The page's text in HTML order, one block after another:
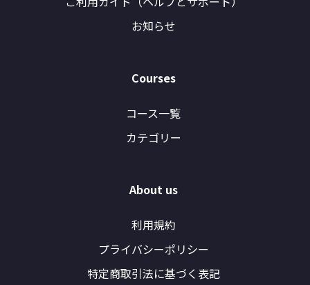
お知らせ
Courses
コース一覧
カテゴリー
About us
利用規約
プライバシーポリシー
特定商取引法に基づく表記